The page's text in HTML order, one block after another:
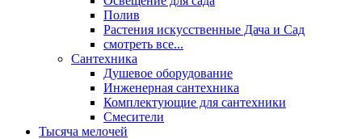
Полив
Растения искусственные Дача и Сад
смотреть все...
Сантехника
Душевое оборудование
Инженерная сантехника
Комплектующие для сантехники
Смесители
Тысяча мелочей